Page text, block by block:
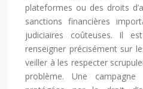
plateformes ou des droits
sanctions financières
judiciaires coûteuses. Il
renseigner précisément sur
veiller à les respecter
problème. Une